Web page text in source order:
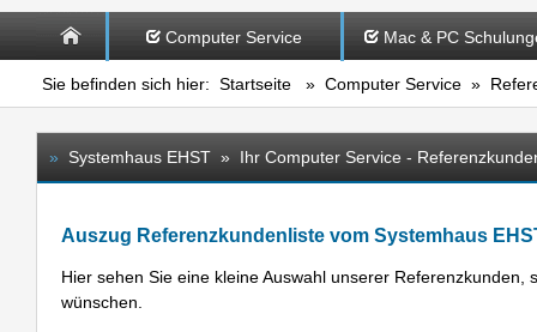
Computer Service Mac & PC
Sie befinden sich hier: Startseite » Computer Service »
» Systemhaus EHST » Ihr Computer Service -
Auszug Referenzkundenliste vom Systemhaus
Hier sehen Sie eine kleine Auswahl unserer
wünschen.